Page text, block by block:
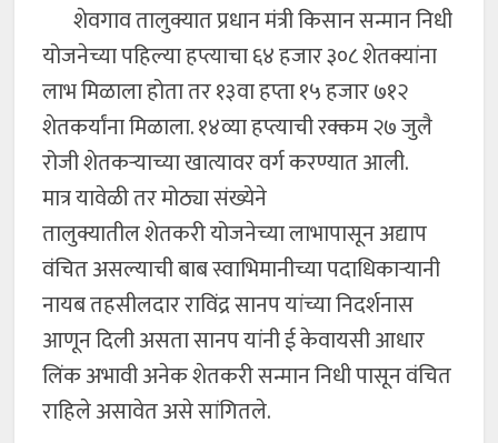
शेवगाव तालुक्यात प्रधान मंत्री किसान सन्मान निधी
योजनेच्या पहिल्या हप्त्याचा ६४ हजार ३०८ शेतक्यांना
लाभ मिळाला होता तर १३वा हप्ता १५ हजार ७१२
शेतकर्यांना मिळाला. १४व्या हप्त्याची रक्कम २७ जुलै
रोजी शेतकऱ्याच्या खात्यावर वर्ग करण्यात आली.
मात्र यावेळी तर मोठ्या संख्येने
तालुक्यातील शेतकरी योजनेच्या लाभापासून अद्याप
वंचित असल्याची बाब स्वाभिमानीच्या पदाधिकाऱ्यानी
नायब तहसीलदार राविंद्र सानप यांच्या निदर्शनास
आणून दिली असता सानप यांनी ई केवायसी आधार
लिंक अभावी अनेक शेतकरी सन्मान निधी पासून वंचित
राहिले असावेत असे सांगितले.